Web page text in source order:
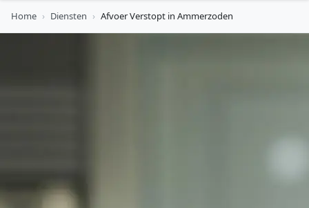
Home › Diensten › Afvoer Verstopt in Ammerzoden